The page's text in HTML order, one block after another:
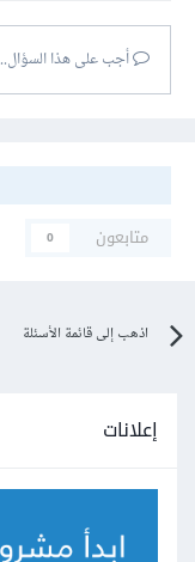
أجب على هذا السؤال...
متابعون
0
اذهب إلى قائمة الأسئلة
إعلانات